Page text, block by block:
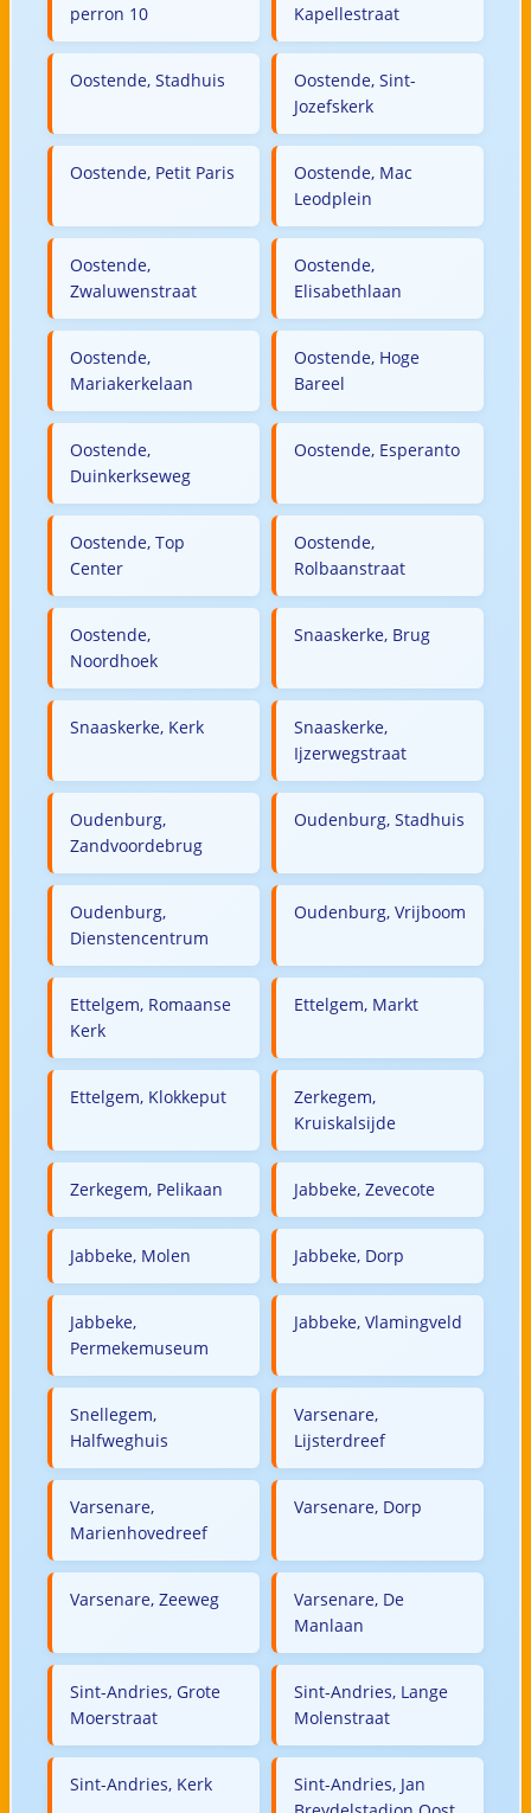
perron 10
Kapellestraat
Oostende, Stadhuis
Oostende, Sint-
Jozefskerk
Oostende, Petit Paris
Oostende, Mac
Leodplein
Oostende,
Zwaluwenstraat
Oostende,
Elisabethlaan
Oostende,
Mariakerkelaan
Oostende, Hoge
Bareel
Oostende,
Duinkerkseweg
Oostende, Esperanto
Oostende, Top
Center
Oostende,
Rolbaanstraat
Oostende,
Noordhoek
Snaaskerke, Brug
Snaaskerke, Kerk
Snaaskerke,
Ijzerwegstraat
Oudenburg,
Zandvoordebrug
Oudenburg, Stadhuis
Oudenburg,
Dienstencentrum
Oudenburg, Vrijboom
Ettelgem, Romaanse
Kerk
Ettelgem, Markt
Ettelgem, Klokkeput
Zerkegem,
Kruiskalsijde
Zerkegem, Pelikaan Jabbeke, Zevecote
Jabbeke, Molen Jabbeke, Dorp
Jabbeke,
Permekemuseum
Jabbeke, Vlamingveld
Snellegem,
Halfweghuis
Varsenare,
Lijsterdreef
Varsenare,
Marienhovedreef
Varsenare, Dorp
Varsenare, Zeeweg
Varsenare, De
Manlaan
Sint-Andries, Grote
Moerstraat
Sint-Andries, Lange
Molenstraat
Sint-Andries, Kerk
Sint-Andries, Jan